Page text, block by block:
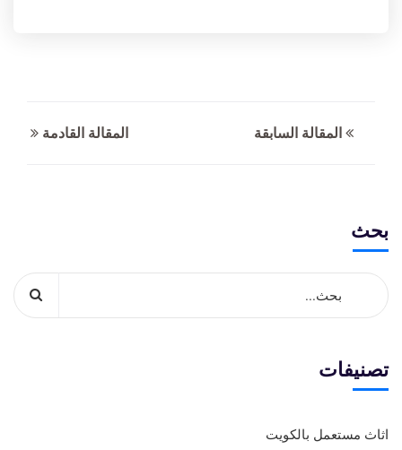
المقالة السابقة المقالة القادمة
بحث
تصنيفات
اثاث مستعمل بالكويت